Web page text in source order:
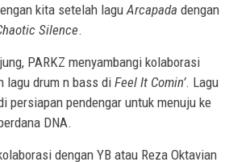
kita setelah lagu Arcapada dengan
Silence.
PARKZ menyambangi kolaborasi
lagu drum n bass di Feel It Comin’. Lagu
persiapan pendengar untuk menuju ke
DNA.
dengan YB atau Reza Oktavian